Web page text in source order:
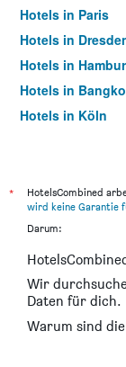
Hotels in Paris
Hotels in
Hotels in
Hotels in
Hotels in Köln
*
HotelsCombined
wird keine Garantie
Darum:
Wir
Daten für dich.
Warum sind